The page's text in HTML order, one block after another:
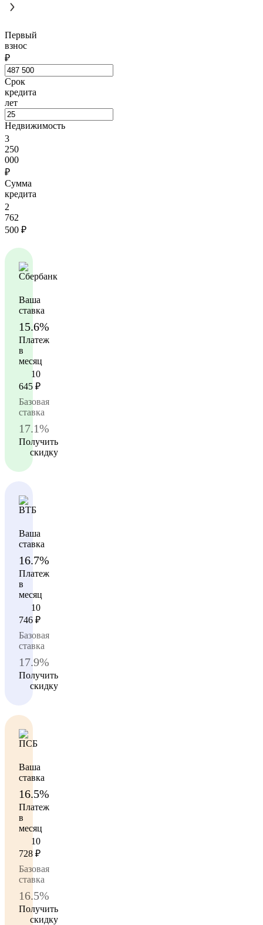
Первый
взнос
₽
Срок
кредита
лет
Недвижимость
3
250
000
₽
Сумма
кредита
2
762
500 ₽
Ваша
ставка
15.6%
Платеж
в
месяц
10
645 ₽
Базовая
ставка
17.1%
Получить
скидку
Ваша
ставка
16.7%
Платеж
в
месяц
10
746 ₽
Базовая
ставка
17.9%
Получить
скидку
Ваша
ставка
16.5%
Платеж
в
месяц
10
728 ₽
Базовая
ставка
16.5%
Получить
скидку